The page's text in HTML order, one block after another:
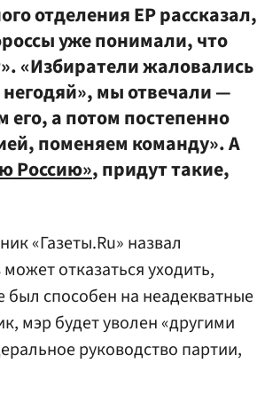
отделения ЕР рассказал,
уже понимали, что
«Избиратели жаловались
мы отвечали —
а потом постепенно
поменяем команду». А
Россию», придут такие,
«Газеты.Ru» назвал
отказаться уходить,
был способен на неадекватные
мэр будет уволен «другими
руководство партии,